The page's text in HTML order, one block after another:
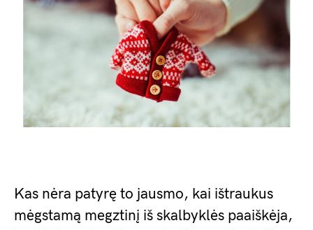
Kas nėra patyrę to jausmo, kai ištraukus
mėgstamą megztinį iš skalbyklės paaiškėja,